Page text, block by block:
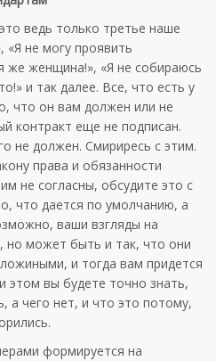
ведь только третье наше
«Я не могу проявить
же женщина!», «Я не собираюсь
и так далее. Все, что есть у
что он вам должен или не
контракт еще не подписан.
не должен. Смириресь с этим.
права и обязанности
не согласны, обсудите это с
что дается по умолчанию, а
ваши взгляды на
но может быть и так, что они
и тогда вам придется
этом вы будете точно знать,
а чего нет, и что это потому,
формируется на